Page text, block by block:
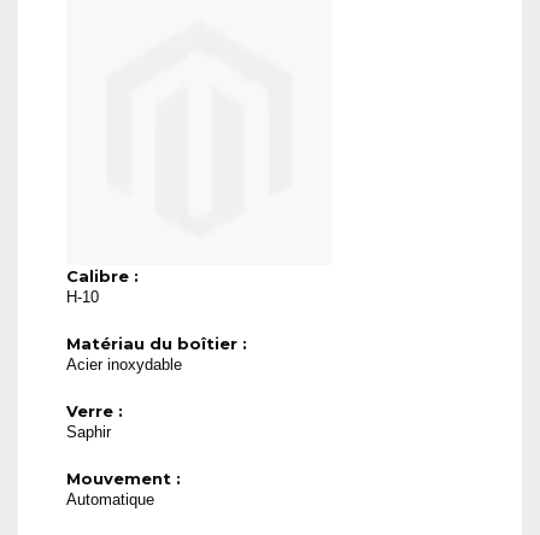
Calibre :
H-10
Matériau du boîtier :
Acier inoxydable
Verre :
Saphir
Mouvement :
Automatique